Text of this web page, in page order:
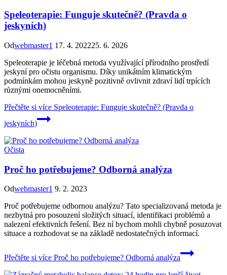
Speleoterapie: Funguje skutečně? (Pravda o
jeskyních)
Odwebmaster1 17. 4. 202225. 6. 2026
Speleoterapie je léčebná metoda využívající přírodního prostředí
jeskyní pro očistu organismu. Díky unikátním klimatickým
podmínkám mohou jeskyně pozitivně ovlivnit zdraví lidí trpících
různými onemocněními.
Přečtěte si více Speleoterapie: Funguje skutečně? (Pravda o
jeskyních)
Očista
Proč ho potřebujeme? Odborná analýza
Odwebmaster1 9. 2. 2023
Proč potřebujeme odbornou analýzu? Tato specializovaná metoda je
nezbytná pro posouzení složitých situací, identifikaci problémů a
nalezení efektivních řešení. Bez ní bychom mohli chybně posuzovat
situace a rozhodovat se na základě nedostatečných informací.
Přečtěte si více Proč ho potřebujeme? Odborná analýza